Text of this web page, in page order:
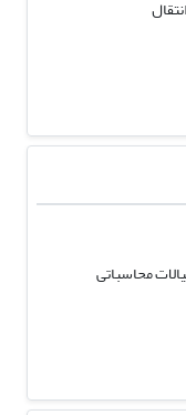
محاسباتی